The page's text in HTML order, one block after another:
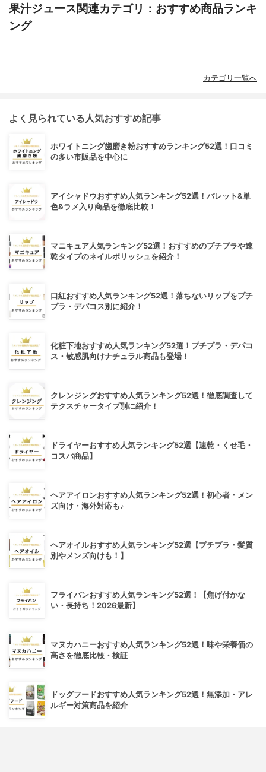
果汁ジュース関連カテゴリ：おすすめ商品ランキ
ング
カテゴリ一覧へ
よく見られている人気おすすめ記事
ホワイトニング歯磨き粉おすすめランキング52選！口コミ
の多い市販品を中心に
アイシャドウおすすめ人気ランキング52選！パレット&単
色&ラメ入り商品を徹底比較！
マニキュア人気ランキング52選！おすすめのプチプラや速
乾タイプのネイルポリッシュを紹介！
口紅おすすめ人気ランキング52選！落ちないリップをプチ
プラ・デパコス別に紹介！
化粧下地おすすめ人気ランキング52選！プチプラ・デパコ
ス・敏感肌向けナチュラル商品も登場！
クレンジングおすすめ人気ランキング52選！徹底調査して
テクスチャータイプ別に紹介！
ドライヤーおすすめ人気ランキング52選【速乾・くせ毛・
コスパ商品】
ヘアアイロンおすすめ人気ランキング52選！初心者・メン
ズ向け・海外対応も♪
ヘアオイルおすすめ人気ランキング52選【プチプラ・髪質
別やメンズ向けも！】
フライパンおすすめ人気ランキング52選！【焦げ付かな
い・長持ち！2026最新】
マヌカハニーおすすめ人気ランキング52選！味や栄養価の
高さを徹底比較・検証
ドッグフードおすすめ人気ランキング52選！無添加・アレ
ルギー対策商品を紹介